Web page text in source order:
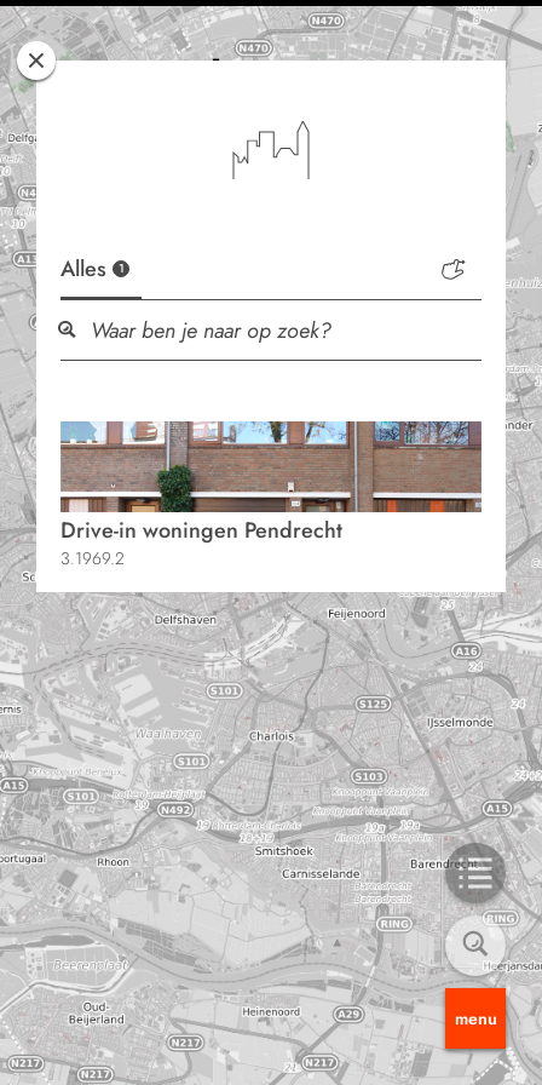
Rotterdam
menu
Alles 1
Drive-in woningen Pendrecht
3.1969.2